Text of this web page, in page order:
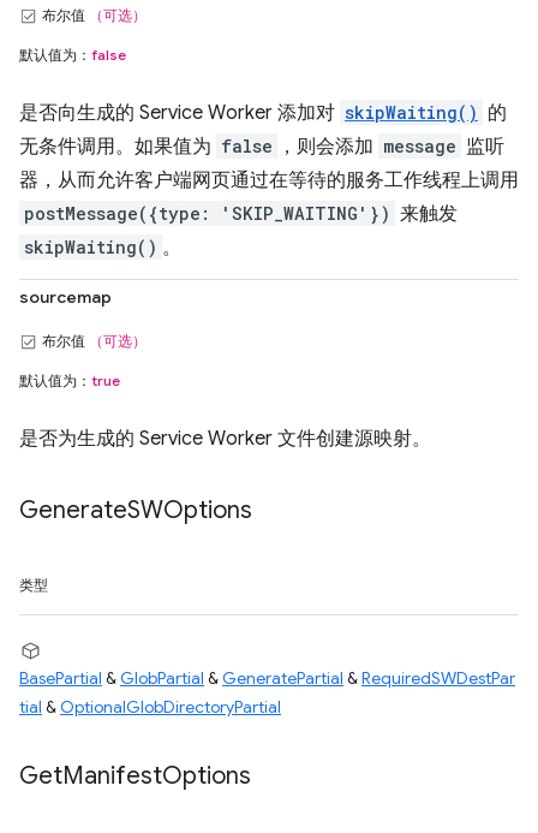
布尔值 （可选）
默认值为： false
是否向生成的 Service Worker 添加对 skipWaiting() 的
无条件调用。如果值为 false ，则会添加 message 监听
器，从而允许客户端网页通过在等待的服务工作线程上调用
postMessage({type: 'SKIP_WAITING'}) 来触发
skipWaiting() 。
sourcemap
布尔值 （可选）
默认值为： true
是否为生成的 Service Worker 文件创建源映射。
GenerateSWOptions
类型
BasePartial &GlobPartial &GeneratePartial &RequiredSWDestPar
tial &OptionalGlobDirectoryPartial
GetManifestOptions